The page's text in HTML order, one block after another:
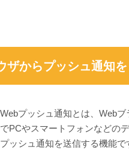
ザからプッシュ通知を
Webプッシュ通知とは、Webブ
でPCやスマートフォンなどの
プッシュ通知を送信する機能で